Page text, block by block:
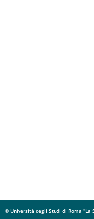
© Università degli Studi di Roma "La